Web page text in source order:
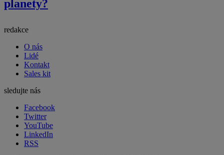
planety?
redakce
O nás
Lidé
Kontakt
Sales kit
sledujte nás
Facebook
Twitter
YouTube
LinkedIn
RSS